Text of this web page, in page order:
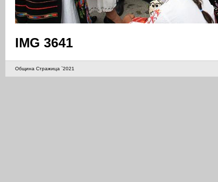
IMG 3641
Община Стражица `2021